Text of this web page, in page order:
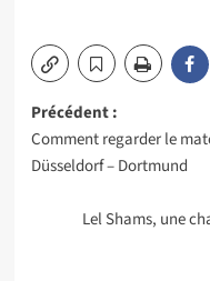
Navigation
d’article
Précédent :
Comment regarder le
Düsseldorf – Dortmund
Lel Shams, une